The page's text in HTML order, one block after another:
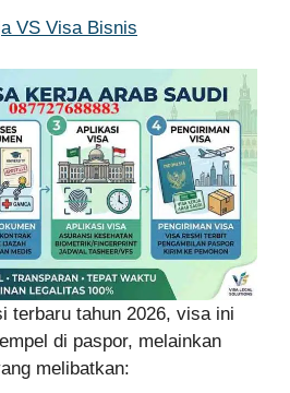
VS Visa Bisnis
terbaru tahun 2026, visa ini
di paspor, melainkan
melibatkan: